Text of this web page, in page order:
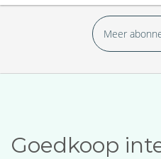
Meer
Goedkoop